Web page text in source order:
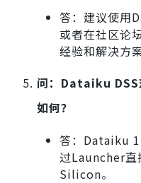
答：建议使用
或者在社区论
经验和解决方案
问：Dataiku
如何？
答：Dataiku
过Launcher直
Silicon。